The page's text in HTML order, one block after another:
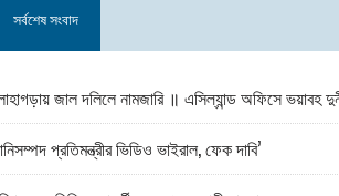
সর্বশেষ সংবাদ
জাল দলিলে নামজারি ॥ এসিল্যান্ড অফিসে ভয়াবহ
প্রতিমন্ত্রীর ভিডিও ভাইরাল, ফেক দাবি’